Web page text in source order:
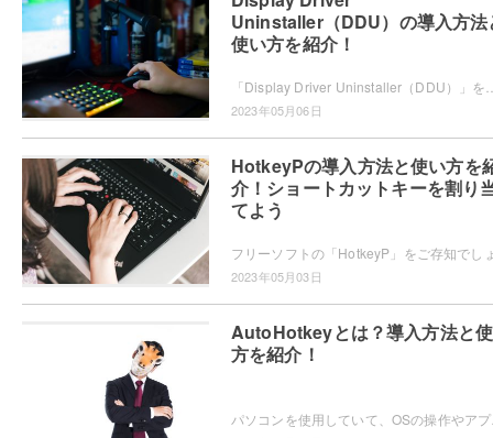
Uninstaller（DDU）の導入方法
使い方を紹介！
2023年05月06日
HotkeyPの導入方法と使い方を
介！ショートカットキーを割り
てよう
2023年05月03日
AutoHotkeyとは？導入方法と
方を紹介！